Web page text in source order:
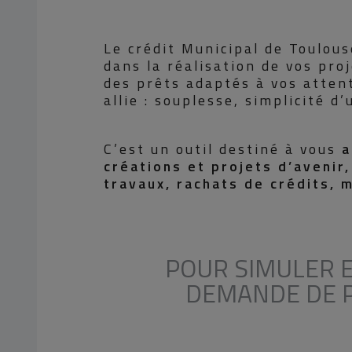
Le crédit Municipal de
dans la réalisation de vos
des prêts adaptés à vos
allie : souplesse, simplicité
C’est un outil destiné à vous
créations et projets
travaux, rachats de crédits,
POUR SIMULER
DEMANDE DE